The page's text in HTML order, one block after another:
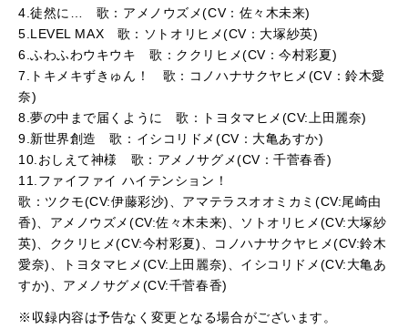
4.徒然に… 歌：アメノウズメ(CV：佐々木未来)
5.LEVEL MAX 歌：ソトオリヒメ(CV：大塚紗英)
6.ふわふわウキウキ 歌：ククリヒメ(CV：今村彩夏)
7.トキメキずきゅん！ 歌：コノハナサクヤヒメ(CV：鈴木愛
奈)
8.夢の中まで届くように 歌：トヨタマヒメ(CV:上田麗奈)
9.新世界創造 歌：イシコリドメ(CV：大亀あすか)
10.おしえて神様 歌：アメノサグメ(CV：千菅春香)
11.ファイファイ ハイテンション！
歌：ツクモ(CV:伊藤彩沙)、アマテラスオオミカミ(CV:尾崎由
香)、アメノウズメ(CV:佐々木未来)、ソトオリヒメ(CV:大塚紗
英)、ククリヒメ(CV:今村彩夏)、コノハナサクヤヒメ(CV:鈴木
愛奈)、トヨタマヒメ(CV:上田麗奈)、イシコリドメ(CV:大亀あ
すか)、アメノサグメ(CV:千菅春香)
※収録内容は予告なく変更となる場合がございます。